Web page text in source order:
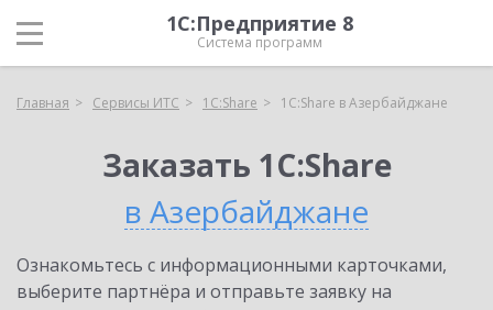
1С:Предприятие 8
Система программ
Главная Сервисы ИТС 1С:Share 1С:Share в Азербайджане
Заказать 1С:Share
в Азербайджане
Ознакомьтесь с информационными карточками,
выберите партнёра и отправьте заявку на